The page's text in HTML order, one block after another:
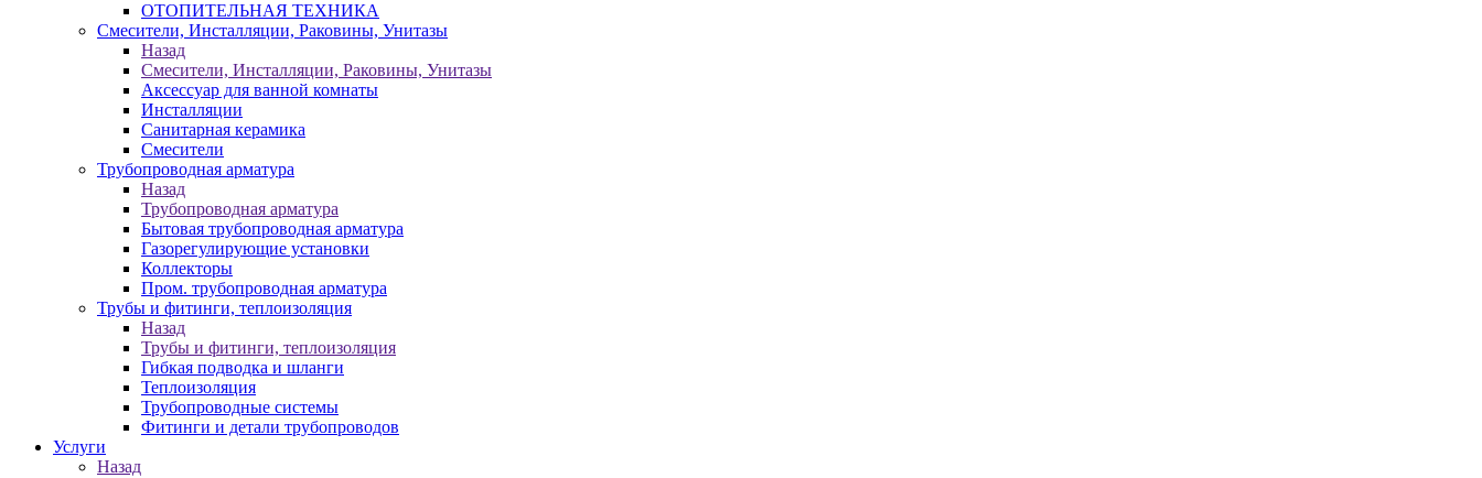
ОТОПИТЕЛЬНАЯ ТЕХНИКА
Смесители, Инсталляции, Раковины, Унитазы
Назад
Смесители, Инсталляции, Раковины, Унитазы
Аксессуар для ванной комнаты
Инсталляции
Санитарная керамика
Смесители
Трубопроводная арматура
Назад
Трубопроводная арматура
Бытовая трубопроводная арматура
Газорегулирующие установки
Коллекторы
Пром. трубопроводная арматура
Трубы и фитинги, теплоизоляция
Назад
Трубы и фитинги, теплоизоляция
Гибкая подводка и шланги
Теплоизоляция
Трубопроводные системы
Фитинги и детали трубопроводов
Услуги
Назад